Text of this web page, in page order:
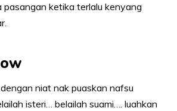
pasangan ketika terlalu kenyang
niat nak puaskan nafsu
isteri… belailah suami…. luahkan